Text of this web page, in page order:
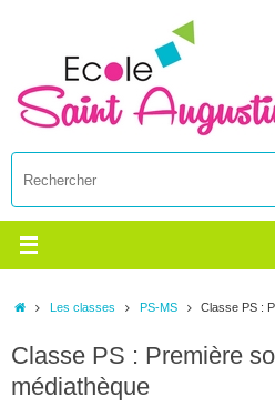
AccueilLes classes PS-MS Classe PS :
Classe PS : Première
médiathèque